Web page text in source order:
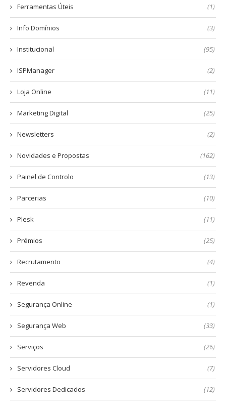
Ferramentas Úteis (1)
Info Domínios (3)
Institucional (95)
ISPManager (2)
Loja Online (11)
Marketing Digital (25)
Newsletters (2)
Novidades e Propostas (162)
Painel de Controlo (13)
Parcerias (10)
Plesk (11)
Prémios (25)
Recrutamento (4)
Revenda (1)
Segurança Online (1)
Segurança Web (33)
Serviços (26)
Servidores Cloud (7)
Servidores Dedicados (12)